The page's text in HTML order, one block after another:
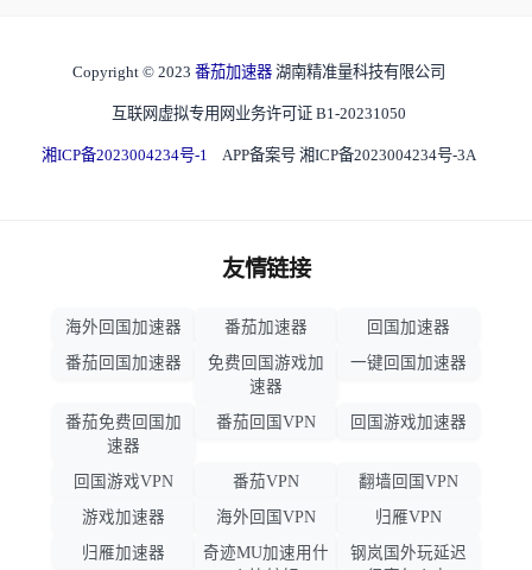
Copyright © 2023 番茄加速器 湖南精准量科技有限公司
互联网虚拟专用网业务许可证 B1-20231050
湘ICP备2023004234号-1 APP备案号 湘ICP备2023004234号-3A
友情链接
海外回国加速器 番茄加速器
回国加速器
番茄回国加速器
免费回国游戏加
速器
一键回国加速器
番茄免费回国加
速器
番茄回国VPN 回国游戏加速器
回国游戏VPN 番茄VPN
翻墙回国VPN
游戏加速器
海外回国VPN
归雁VPN
归雁加速器
奇迹MU加速用什
钢岚国外玩延迟